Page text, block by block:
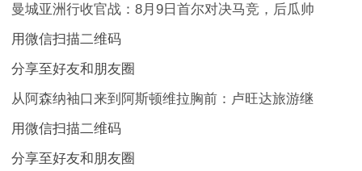
曼城亚洲行收官战：8月9日首尔对决马竞，后瓜帅
用微信扫描二维码
分享至好友和朋友圈
从阿森纳袖口来到阿斯顿维拉胸前：卢旺达旅游继
用微信扫描二维码
分享至好友和朋友圈